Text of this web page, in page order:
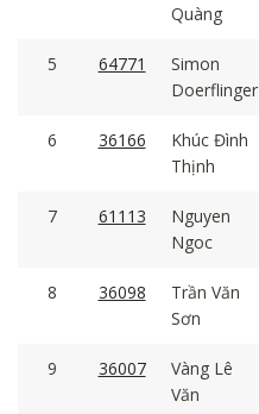
Quàng
5 64771
Simon
Doerflinger
6 36166
Khúc Đình
Thịnh
7 61113
Nguyen
Ngoc
8 36098
Trần Văn
Sơn
9 36007
Vàng Lê
Văn